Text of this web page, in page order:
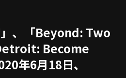
、「Beyond: Two
Become
年6月18日、